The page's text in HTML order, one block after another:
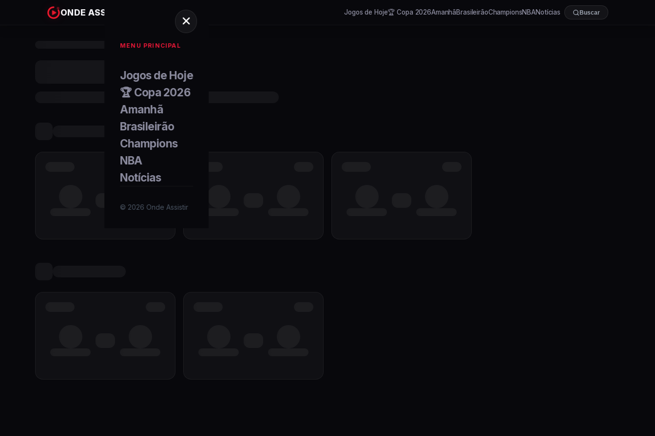
ONDE ASSISTIR Jogos de Hoje🏆 Copa 2026AmanhãBrasileirãoChampionsNBANotícias Buscar
MENU PRINCIPAL
Jogos de Hoje
🏆 Copa 2026
Amanhã
Brasileirão
Champions
NBA
Notícias
© 2026 Onde Assistir